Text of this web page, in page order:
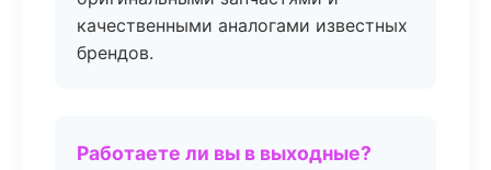
качественными аналогами известных
брендов.
Работаете ли вы в выходные?